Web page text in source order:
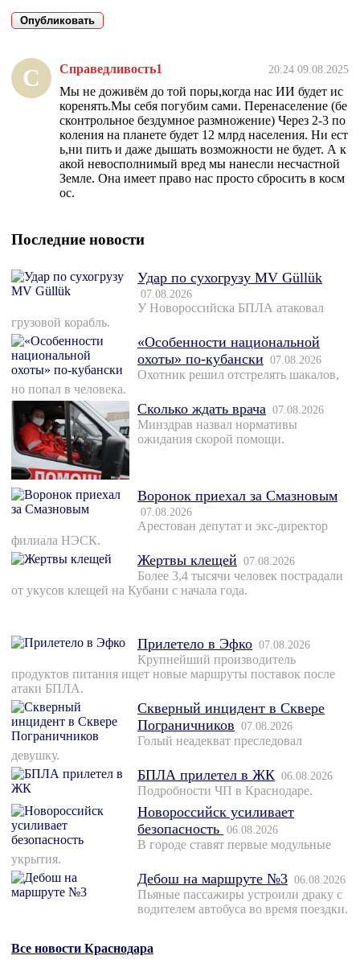
С Справедливость1 20:24 09.08.2025
Мы не доживём до той поры,когда нас ИИ будет ис
коренять.Мы себя погубим сами. Перенаселение (бе
сконтрольное бездумное размножение) Через 2-3 по
коления на планете будет 12 млрд населения. Ни ест
ь,ни пить и даже дышать возможности не будет. А к
акой невосполнимый вред мы нанесли несчастной
Земле. Она имеет право нас просто сбросить в косм
ос.
Последние новости
Удар по сухогрузу MV Güllük
07.08.2026
У Новороссийска БПЛА атаковал
грузовой корабль.
«Особенности национальной
охоты» по-кубански 07.08.2026
Охотник решил отстрелять шакалов,
но попал в человека.
Сколько ждать врача 07.08.2026
Минздрав назвал нормативы
ожидания скорой помощи.
Воронок приехал за Смазновым
07.08.2026
Арестован депутат и экс-директор
филиала НЭСК.
Жертвы клещей 07.08.2026
Более 3,4 тысячи человек пострадали
от укусов клещей на Кубани с начала года.
Прилетело в Эфко 07.08.2026
Крупнейший производитель
продуктов питания ищет новые маршруты поставок после
атаки БПЛА.
Скверный инцидент в Сквере
Пограничников 07.08.2026
Голый неадекват преследовал
девушку.
БПЛА прилетел в ЖК 06.08.2026
Подробности ЧП в Краснодаре.
Новороссийск усиливает
безопасность 06.08.2026
В городе ставят первые модульные
укрытия.
Дебош на маршруте №3 06.08.2026
Пьяные пассажиры устроили драку с
водителем автобуса во время поездки.
Все новости Краснодара